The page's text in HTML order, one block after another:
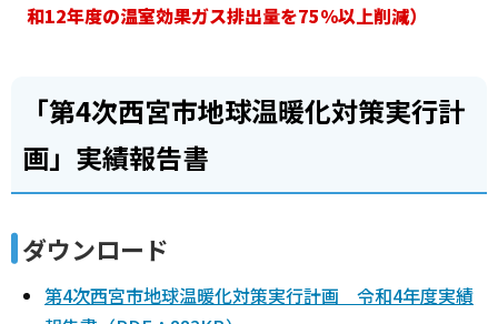
和12年度の温室効果ガス排出量を75％以上削減）
「第4次西宮市地球温暖化対策実行計
画」実績報告書
ダウンロード
第4次西宮市地球温暖化対策実行計画 令和4年度実績